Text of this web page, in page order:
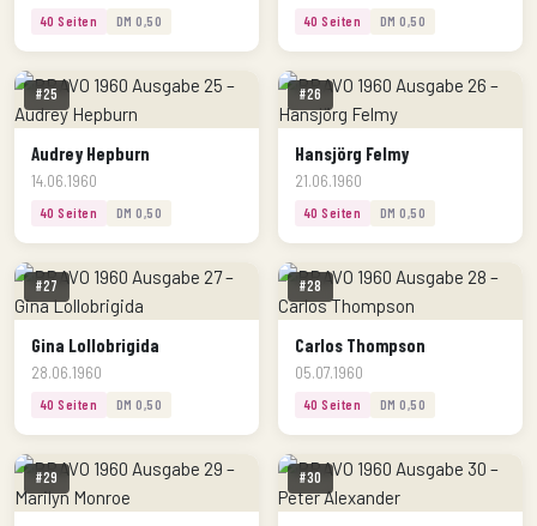
40 Seiten DM 0,50 40 Seiten DM 0,50
#25
Audrey Hepburn
14.06.1960
40 Seiten DM 0,50
#26
Hansjörg Felmy
21.06.1960
40 Seiten DM 0,50
#27
Gina Lollobrigida
28.06.1960
40 Seiten DM 0,50
#28
Carlos Thompson
05.07.1960
40 Seiten DM 0,50
#29 #30